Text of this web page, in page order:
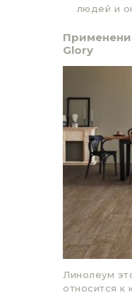
людей и
Glory
Линолеум
относится к